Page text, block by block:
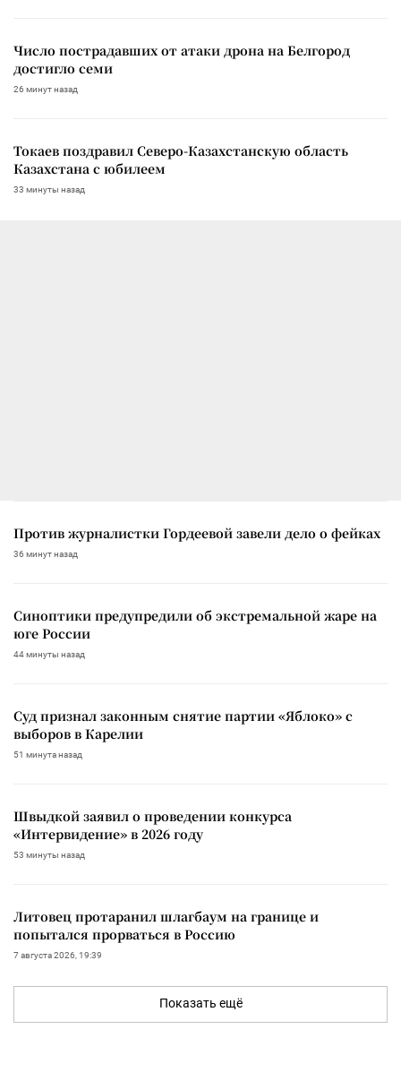
Число пострадавших от атаки дрона на Белгород
достигло семи
26 минут назад
Токаев поздравил Северо-Казахстанскую область
Казахстана с юбилеем
33 минуты назад
Против журналистки Гордеевой завели дело о фейках
36 минут назад
Синоптики предупредили об экстремальной жаре на
юге России
44 минуты назад
Суд признал законным снятие партии «Яблоко» с
выборов в Карелии
51 минута назад
Швыдкой заявил о проведении конкурса
«Интервидение» в 2026 году
53 минуты назад
Литовец протаранил шлагбаум на границе и
попытался прорваться в Россию
7 августа 2026, 19:39
Показать ещё